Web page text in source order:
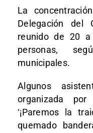
La
Delegación del
reunido de 20
personas,
municipales.
Algunos
organizada
‘¡Paremos la
quemado